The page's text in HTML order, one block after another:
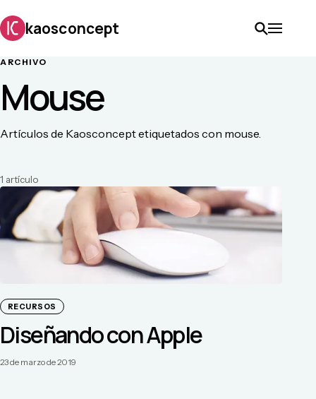
kaosconcept
ARCHIVO
Mouse
Artículos de Kaosconcept etiquetados con mouse.
1 artículo
RECURSOS
Diseñando con Apple
23 de marzo de 2019